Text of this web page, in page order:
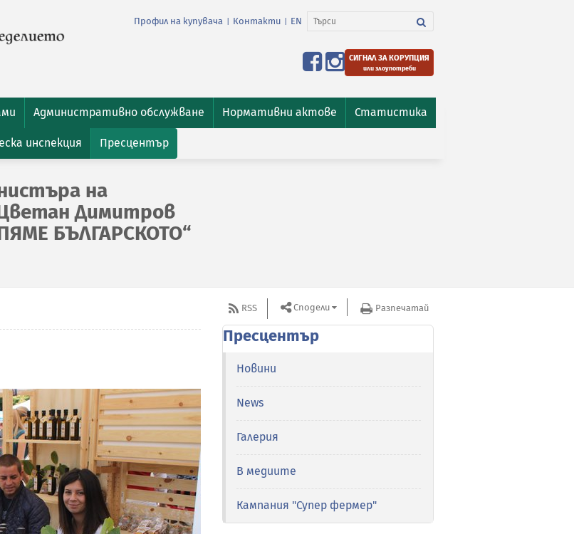
Профил на купувача Контакти EN
СИГНАЛ ЗА КОРУПЦИЯ
или злоупотреби
Административно обслужване Нормативни актове Статистика
инспекция Пресцентър
на
Димитров
БЪЛГАРСКОТО“
RSS Сподели Разпечатай
Пресцентър
Новини
News
Галерия
В медиите
Кампания "Супер фермер"